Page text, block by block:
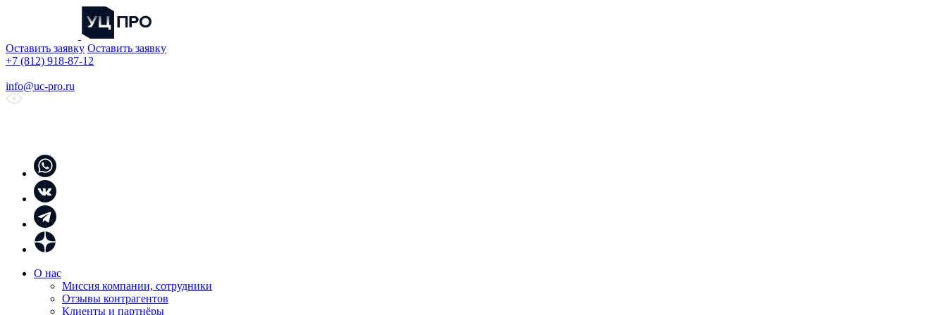
Оставить заявку Оставить заявку
+7 (812) 918-87-12
info@uc-pro.ru
О нас
Миссия компании, сотрудники
Отзывы контрагентов
Клиенты и партнёры